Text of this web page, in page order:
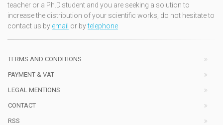
teacher or a Ph.D.student and you are seeking a solution to
increase the distribution of your scientific works, do not hesitate to
contact us by email or bytelephone
TERMS AND CONDITIONS
PAYMENT & VAT
LEGAL MENTIONS
CONTACT
RSS